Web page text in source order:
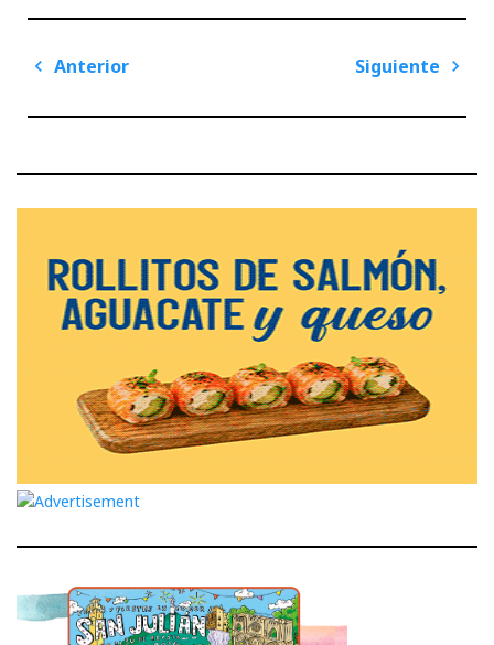
Navegación
entradas
Anterior
Siguiente